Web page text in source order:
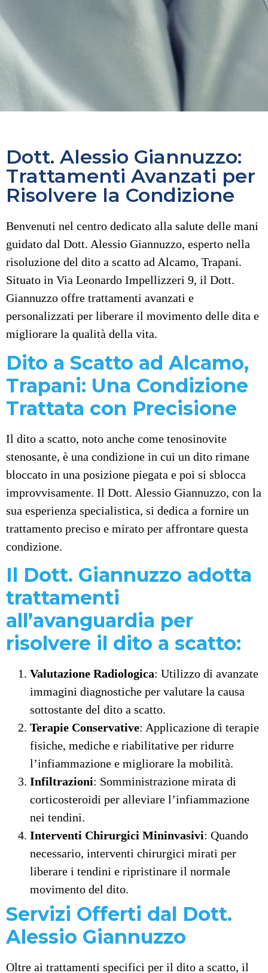
Dott. Alessio Giannuzzo:
Trattamenti Avanzati per
Risolvere la Condizione
Benvenuti nel centro dedicato alla salute delle mani
guidato dal Dott. Alessio Giannuzzo, esperto nella
risoluzione del dito a scatto ad Alcamo, Trapani.
Situato in Via Leonardo Impellizzeri 9, il Dott.
Giannuzzo offre trattamenti avanzati e
personalizzati per liberare il movimento delle dita e
migliorare la qualità della vita.
Dito a Scatto ad Alcamo,
Trapani: Una Condizione
Trattata con Precisione
Il dito a scatto, noto anche come tenosinovite
stenosante, è una condizione in cui un dito rimane
bloccato in una posizione piegata e poi si sblocca
improvvisamente. Il Dott. Alessio Giannuzzo, con la
sua esperienza specialistica, si dedica a fornire un
trattamento preciso e mirato per affrontare questa
condizione.
Il Dott. Giannuzzo adotta
trattamenti
all’avanguardia per
risolvere il dito a scatto:
Valutazione Radiologica: Utilizzo di avanzate
immagini diagnostiche per valutare la causa
sottostante del dito a scatto.
Terapie Conservative: Applicazione di terapie
fisiche, mediche e riabilitative per ridurre
l’infiammazione e migliorare la mobilità.
Infiltrazioni: Somministrazione mirata di
corticosteroidi per alleviare l’infiammazione
nei tendini.
Interventi Chirurgici Mininvasivi: Quando
necessario, interventi chirurgici mirati per
liberare i tendini e ripristinare il normale
movimento del dito.
Servizi Offerti dal Dott.
Alessio Giannuzzo
Oltre ai trattamenti specifici per il dito a scatto, il